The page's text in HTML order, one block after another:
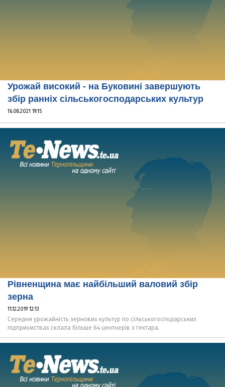
Урожай високий - на Буковині завершують
збір ранніх сільськогосподарських культур
16.08.2021 19:15
Рівненщина має найбільший валовий збір
зерна
11.12.2019 12:13
Середня урожайність зернових культур по сільськогосподарських
підприємствах склала більше 64 центнерів з гектара.